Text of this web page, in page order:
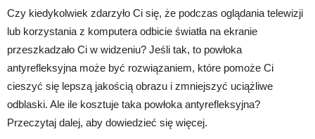
Czy kiedykolwiek zdarzyło Ci się, że podczas oglądania telewizji
lub korzystania z komputera odbicie światła na ekranie
przeszkadzało Ci w widzeniu? Jeśli tak, to powłoka
antyrefleksyjna może być rozwiązaniem, które pomoże Ci
cieszyć się lepszą jakością obrazu i zmniejszyć uciążliwe
odblaski. Ale ile kosztuje taka powłoka antyrefleksyjna?
Przeczytaj dalej, aby dowiedzieć się więcej.